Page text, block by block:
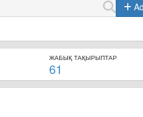
ЖАБЫҚ ТАҚЫРЫПТАР
61